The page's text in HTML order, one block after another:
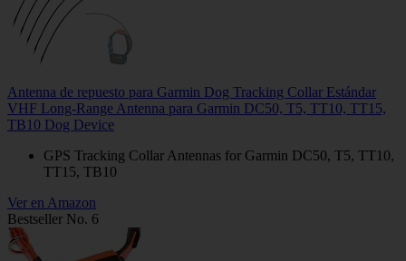
Antenna de repuesto para Garmin Dog Tracking Collar Estándar
VHF Long-Range Antenna para Garmin DC50, T5, TT10, TT15,
TB10 Dog Device
GPS Tracking Collar Antennas for Garmin DC50, T5, TT10,
TT15, TB10
Ver en Amazon
Bestseller No. 6